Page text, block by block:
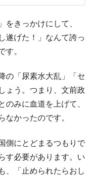
をきっかけにして、
遂げた！」なんて誇っ
す。
の「尿素水大乱」「セ
ょう。つまり、文前政
のみに血道を上げて、
なかったのです。
側にとどまるつもりで
す必要があります。い
、「止められたらおし